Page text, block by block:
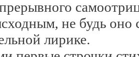
не будь оно
лирике.